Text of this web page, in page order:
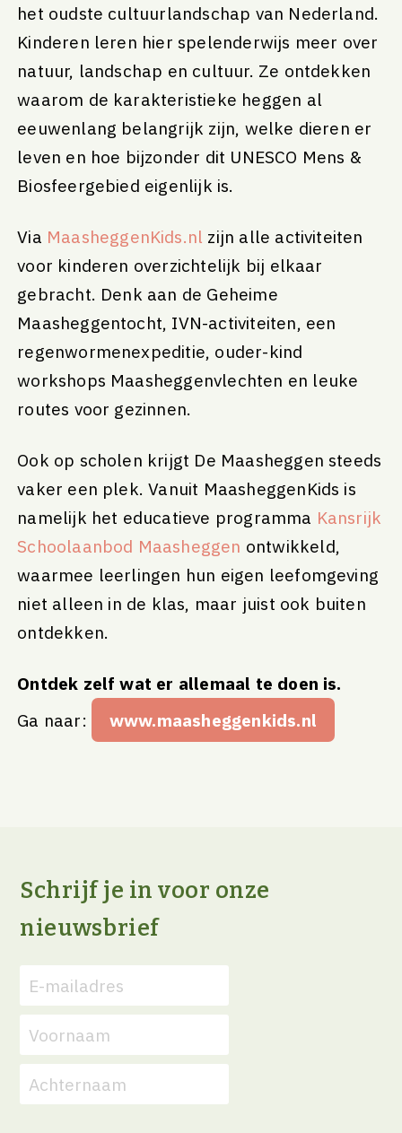
het oudste cultuurlandschap van Nederland.
Kinderen leren hier spelenderwijs meer over
natuur, landschap en cultuur. Ze ontdekken
waarom de karakteristieke heggen al
eeuwenlang belangrijk zijn, welke dieren er
leven en hoe bijzonder dit UNESCO Mens &
Biosfeergebied eigenlijk is.
Via MaasheggenKids.nl zijn alle activiteiten
voor kinderen overzichtelijk bij elkaar
gebracht. Denk aan de Geheime
Maasheggentocht, IVN-activiteiten, een
regenwormenexpeditie, ouder-kind
workshops Maasheggenvlechten en leuke
routes voor gezinnen.
Ook op scholen krijgt De Maasheggen steeds
vaker een plek. Vanuit MaasheggenKids is
namelijk het educatieve programma Kansrijk
Schoolaanbod Maasheggen ontwikkeld,
waarmee leerlingen hun eigen leefomgeving
niet alleen in de klas, maar juist ook buiten
ontdekken.
Ontdek zelf wat er allemaal te doen is.
Ga naar:
www.maasheggenkids.nl
Schrijf je in voor onze
nieuwsbrief